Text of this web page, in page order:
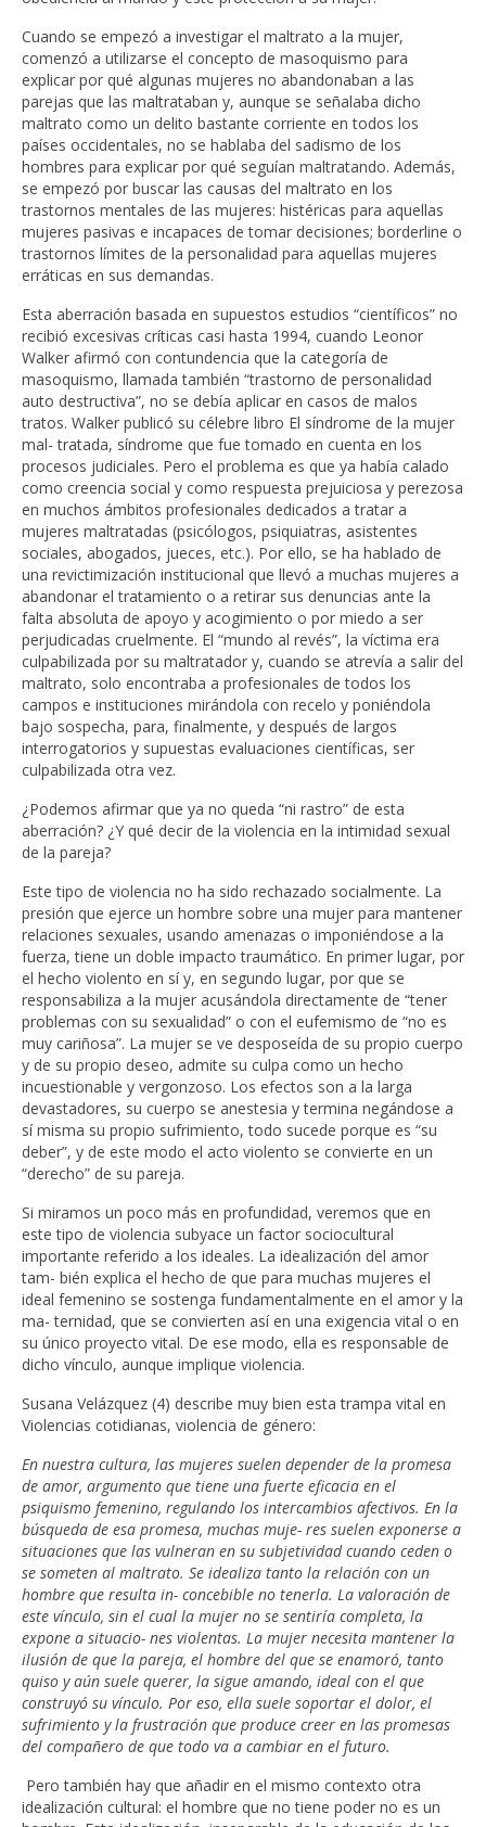
Cuando se empezó a investigar el maltrato a la mujer,
comenzó a utilizarse el concepto de masoquismo para
explicar por qué algunas mujeres no abandonaban a las
parejas que las maltrataban y, aunque se señalaba dicho
maltrato como un delito bastante corriente en todos los
países occidentales, no se hablaba del sadismo de los
hombres para explicar por qué seguían maltratando. Además,
se empezó por buscar las causas del maltrato en los
trastornos mentales de las mujeres: histéricas para aquellas
mujeres pasivas e incapaces de tomar decisiones; borderline o
trastornos límites de la personalidad para aquellas mujeres
erráticas en sus demandas.
Esta aberración basada en supuestos estudios “científicos” no
recibió excesivas críticas casi hasta 1994, cuando Leonor
Walker afirmó con contundencia que la categoría de
masoquismo, llamada también “trastorno de personalidad
auto destructiva”, no se debía aplicar en casos de malos
tratos. Walker publicó su célebre libro El síndrome de la mujer
mal- tratada, síndrome que fue tomado en cuenta en los
procesos judiciales. Pero el problema es que ya había calado
como creencia social y como respuesta prejuiciosa y perezosa
en muchos ámbitos profesionales dedicados a tratar a
mujeres maltratadas (psicólogos, psiquiatras, asistentes
sociales, abogados, jueces, etc.). Por ello, se ha hablado de
una revictimización institucional que llevó a muchas mujeres a
abandonar el tratamiento o a retirar sus denuncias ante la
falta absoluta de apoyo y acogimiento o por miedo a ser
perjudicadas cruelmente. El “mundo al revés”, la víctima era
culpabilizada por su maltratador y, cuando se atrevía a salir del
maltrato, solo encontraba a profesionales de todos los
campos e instituciones mirándola con recelo y poniéndola
bajo sospecha, para, finalmente, y después de largos
interrogatorios y supuestas evaluaciones científicas, ser
culpabilizada otra vez.
¿Podemos afirmar que ya no queda “ni rastro” de esta
aberración? ¿Y qué decir de la violencia en la intimidad sexual
de la pareja?
Este tipo de violencia no ha sido rechazado socialmente. La
presión que ejerce un hombre sobre una mujer para mantener
relaciones sexuales, usando amenazas o imponiéndose a la
fuerza, tiene un doble impacto traumático. En primer lugar, por
el hecho violento en sí y, en segundo lugar, por que se
responsabiliza a la mujer acusándola directamente de “tener
problemas con su sexualidad” o con el eufemismo de “no es
muy cariñosa”. La mujer se ve desposeída de su propio cuerpo
y de su propio deseo, admite su culpa como un hecho
incuestionable y vergonzoso. Los efectos son a la larga
devastadores, su cuerpo se anestesia y termina negándose a
sí misma su propio sufrimiento, todo sucede porque es “su
deber”, y de este modo el acto violento se convierte en un
“derecho” de su pareja.
Si miramos un poco más en profundidad, veremos que en
este tipo de violencia subyace un factor sociocultural
importante referido a los ideales. La idealización del amor
tam- bién explica el hecho de que para muchas mujeres el
ideal femenino se sostenga fundamentalmente en el amor y la
ma- ternidad, que se convierten así en una exigencia vital o en
su único proyecto vital. De ese modo, ella es responsable de
dicho vínculo, aunque implique violencia.
Susana Velázquez (4) describe muy bien esta trampa vital en
Violencias cotidianas, violencia de género:
En nuestra cultura, las mujeres suelen depender de la promesa
de amor, argumento que tiene una fuerte eficacia en el
psiquismo femenino, regulando los intercambios afectivos. En la
búsqueda de esa promesa, muchas muje- res suelen exponerse a
situaciones que las vulneran en su subjetividad cuando ceden o
se someten al maltrato. Se idealiza tanto la relación con un
hombre que resulta in- concebible no tenerla. La valoración de
este vínculo, sin el cual la mujer no se sentiría completa, la
expone a situacio- nes violentas. La mujer necesita mantener la
ilusión de que la pareja, el hombre del que se enamoró, tanto
quiso y aún suele querer, la sigue amando, ideal con el que
construyó su vínculo. Por eso, ella suele soportar el dolor, el
sufrimiento y la frustración que produce creer en las promesas
del compañero de que todo va a cambiar en el futuro.
Pero también hay que añadir en el mismo contexto otra
idealización cultural: el hombre que no tiene poder no es un